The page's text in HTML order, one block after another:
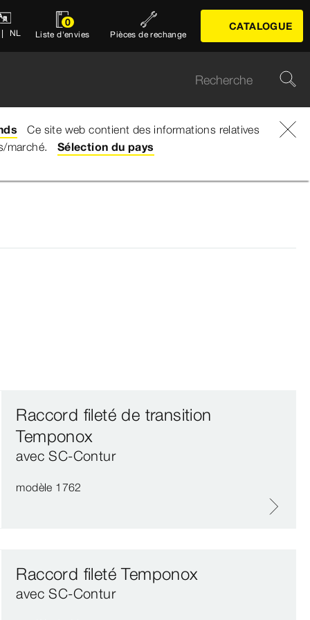
NL
0
Liste d'envies Pièces de rechange
CATALOGUE
Ce site web contient des informations relatives
marché.
Sélection du pays
Raccord fileté de transition
Temponox
avec SC‑Contur
modèle 1762
Raccord fileté Temponox
avec SC‑Contur